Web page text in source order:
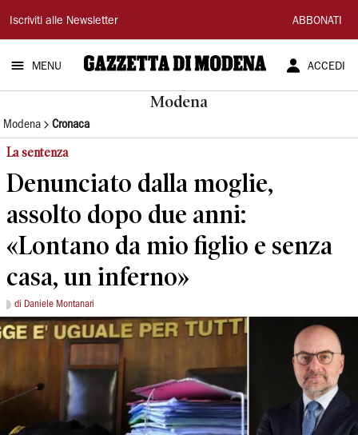
Gazzetta
di
Modena
Iscriviti alle Newsletter ABBONATI
MENU ACCEDI
Modena
Modena Cronaca
La sentenza
Denunciato dalla moglie,
assolto dopo due anni:
«Lontano da mio figlio e senza
casa, un inferno»
di Daniele Montanari